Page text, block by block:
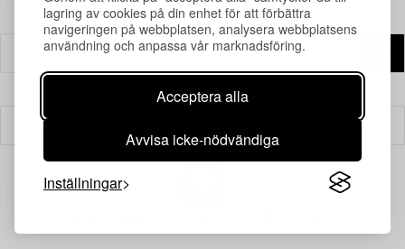
lagring av cookies på din enhet för att förbättra
navigeringen på webbplatsen, analysera webbplatsens
användning och anpassa vår marknadsföring.
Acceptera alla
Avvisa icke-nödvändiga
Inställningar